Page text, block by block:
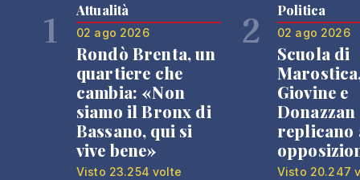
1 Attualità
02 ago 2026
Rondò Brenta, un
quartiere che
cambia: «Non
siamo il Bronx di
Bassano, qui si
vive bene»
Visto 23.254 volte
2 Politica
02 ago 2026
Scuola di
Giovine e
Donazzan
replicano
Visto 20.247